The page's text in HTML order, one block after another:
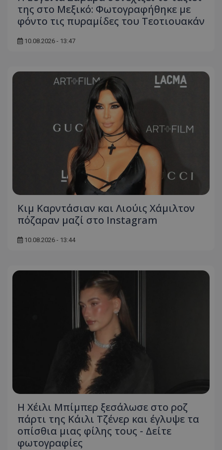
της στο Μεξικό: Φωτογραφήθηκε με
φόντο τις πυραμίδες του Τεοτιουακάν
10.08.2026 - 13:47
Κιμ Καρντάσιαν και Λιούις Χάμιλτον
πόζαραν μαζί στο Instagram
10.08.2026 - 13:44
Η Χέιλι Μπίμπερ ξεσάλωσε στο ροζ
πάρτι της Κάιλι Τζένερ και έγλυψε τα
οπίσθια μιας φίλης τους - Δείτε
φωτογραφίες